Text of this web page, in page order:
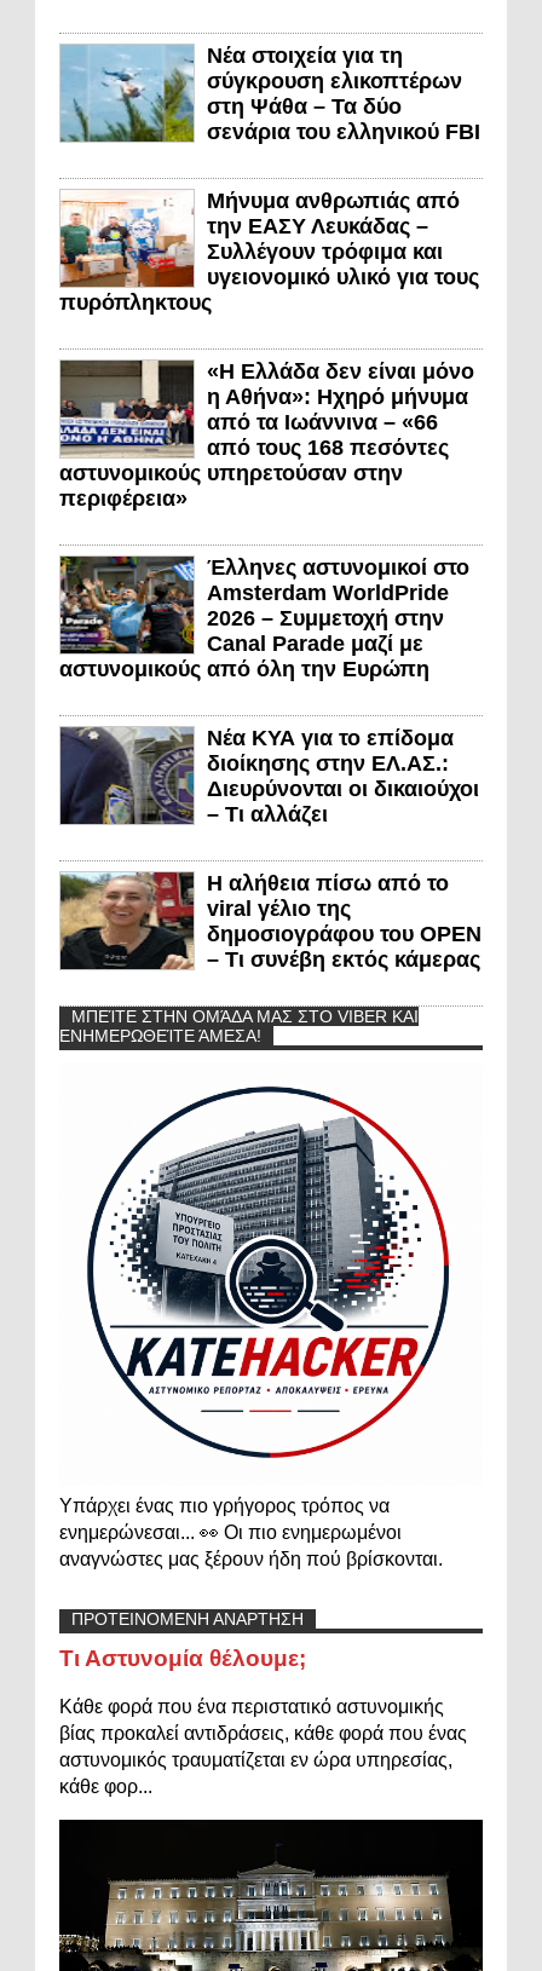
Νέα στοιχεία για τη
σύγκρουση ελικοπτέρων
στη Ψάθα – Τα δύο
σενάρια του ελληνικού FBI
Μήνυμα ανθρωπιάς από
την ΕΑΣΥ Λευκάδας –
Συλλέγουν τρόφιμα και
υγειονομικό υλικό για τους
πυρόπληκτους
«Η Ελλάδα δεν είναι μόνο
η Αθήνα»: Ηχηρό μήνυμα
από τα Ιωάννινα – «66
από τους 168 πεσόντες
αστυνομικούς υπηρετούσαν στην
περιφέρεια»
Έλληνες αστυνομικοί στο
Amsterdam WorldPride
2026 – Συμμετοχή στην
Canal Parade μαζί με
αστυνομικούς από όλη την Ευρώπη
Νέα ΚΥΑ για το επίδομα
διοίκησης στην ΕΛ.ΑΣ.:
Διευρύνονται οι δικαιούχοι
– Τι αλλάζει
Η αλήθεια πίσω από το
viral γέλιο της
δημοσιογράφου του OPEN
– Τι συνέβη εκτός κάμερας
ΜΠΕΊΤΕ ΣΤΗΝ ΟΜΆΔΑ ΜΑΣ ΣΤΟ VIBER ΚΑΙ
ΕΝΗΜΕΡΩΘΕΊΤΕ ΆΜΕΣΑ!
Υπάρχει ένας πιο γρήγορος τρόπος να
ενημερώνεσαι... 👀 Οι πιο ενημερωμένοι
αναγνώστες μας ξέρουν ήδη πού βρίσκονται.
ΠΡΟΤΕΙΝΟΜΕΝΗ ΑΝΑΡΤΗΣΗ
Τι Αστυνομία θέλουμε;
Κάθε φορά που ένα περιστατικό αστυνομικής
βίας προκαλεί αντιδράσεις, κάθε φορά που ένας
αστυνομικός τραυματίζεται εν ώρα υπηρεσίας,
κάθε φορ...